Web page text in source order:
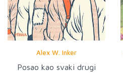
Alex W. Inker
Posao kao svaki drugi